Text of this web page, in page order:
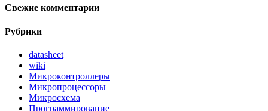
Свежие комментарии
Рубрики
datasheet
wiki
Микроконтроллеры
Микропроцессоры
Микросхема
Программирование